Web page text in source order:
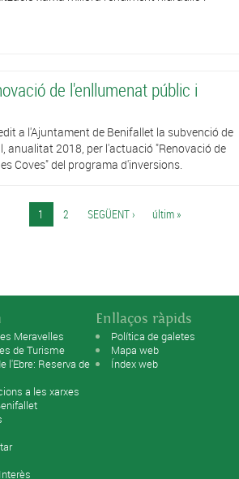
de l'enllumenat públic i
a l'Ajuntament de Benifallet la subvenció de
anualitat 2018, per l'actuació "Renovació de
Coves" del programa d'inversions.
1 2 SEGÜENT › últim »
Meravelles
de Turisme
l'Ebre: Reserva de
a les xarxes
Enllaços ràpids
Política de galetes
Mapa web
Índex web